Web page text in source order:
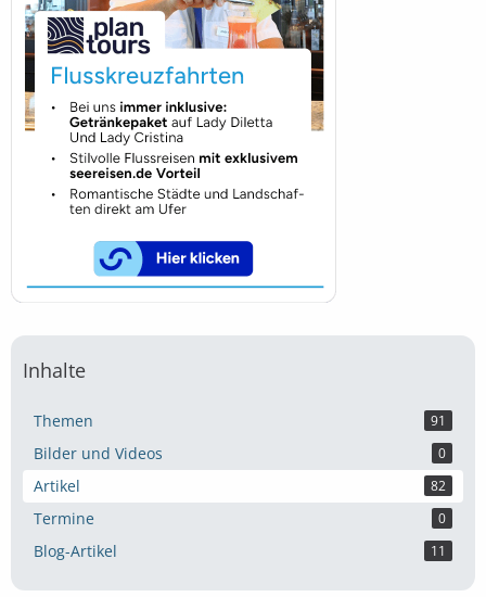
Inhalte
Themen 91
Bilder und Videos 0
Artikel 82
Termine 0
Blog-Artikel 11